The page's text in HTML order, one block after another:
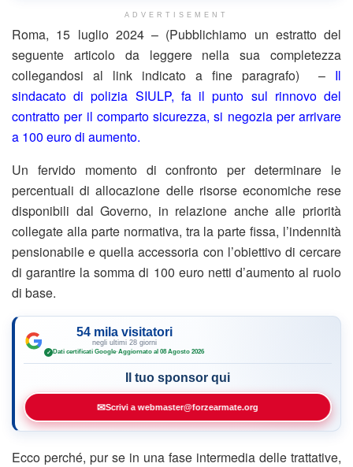
ADVERTISEMENT
Roma, 15 luglio 2024 – (Pubblichiamo un estratto del
seguente articolo da leggere nella sua completezza
collegandosi al link indicato a fine paragrafo) – Il
sindacato di polizia SIULP, fa il punto sul rinnovo del
contratto per il comparto sicurezza, si negozia per arrivare
a 100 euro di aumento.
Un fervido momento di confronto per determinare le
percentuali di allocazione delle risorse economiche rese
disponibili dal Governo, in relazione anche alle priorità
collegate alla parte normativa, tra la parte fissa, l’indennità
pensionabile e quella accessoria con l’obiettivo di cercare
di garantire la somma di 100 euro netti d’aumento al ruolo
di base.
54 mila visitatori
negli ultimi 28 giorni
✓ Dati certificati Google·Aggiornato al 08 Agosto 2026
Il tuo sponsor qui
✉Scrivi a webmaster@forzearmate.org
Ecco perché, pur se in una fase intermedia delle trattative,